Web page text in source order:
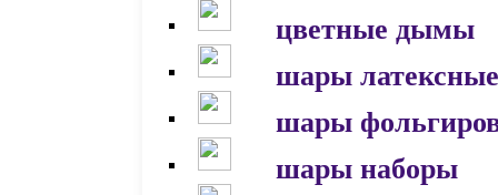
цветные дымы
шары латексные
шары
шары наборы